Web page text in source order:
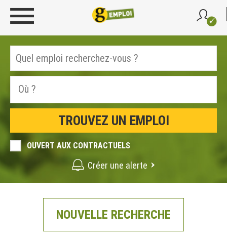
OUVERT AUX CONTRACTUELS
Créer une alerte
NOUVELLE RECHERCHE